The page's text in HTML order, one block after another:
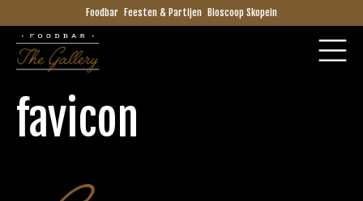
Foodbar Feesten & Partijen Bioscoop Skopein
favicon